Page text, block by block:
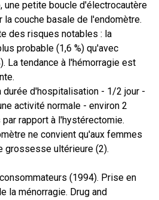
une petite boucle d'électrocautère
couche basale de l'endomètre.
des risques notables : la
probable (1,6 %) qu'avec
La tendance à l'hémorragie est
durée d'hospitalisation - 1/2 jour -
activité normale - environ 2
rapport à l'hystérectomie.
ne convient qu'aux femmes
grossesse ultérieure (2).
(1994). Prise en
la ménorragie. Drug and